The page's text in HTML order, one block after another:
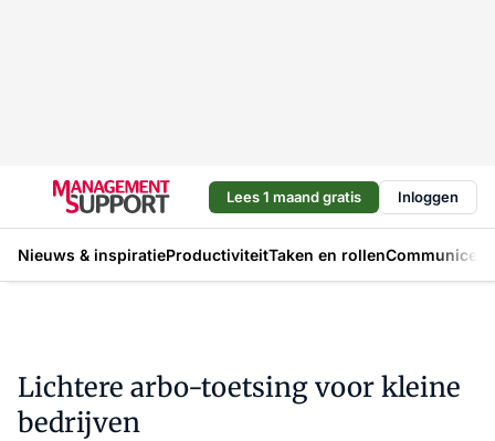
Lees 1 maand gratis Inloggen
Nieuws & inspiratieProductiviteitTaken en rollen
Lichtere arbo-toetsing voor kleine
bedrijven